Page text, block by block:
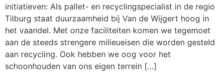
initiatieven: Als pallet- en recyclingspecialist in de regio
Tilburg staat duurzaamheid bij Van de Wijgert hoog in
het vaandel. Met onze faciliteiten komen we tegemoet
aan de steeds strengere milieueisen die worden gesteld
aan recycling. Ook hebben we oog voor het
schoonhouden van ons eigen terrein […]